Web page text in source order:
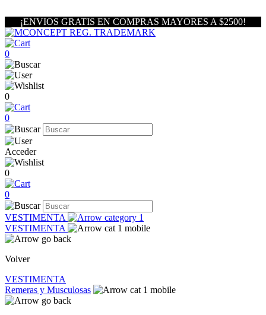
¡ENVIOS GRATIS EN COMPRAS MAYORES A $2500!
0
0
0
Acceder
0
0
VESTIMENTA
VESTIMENTA
Volver
VESTIMENTA
Remeras y Musculosas